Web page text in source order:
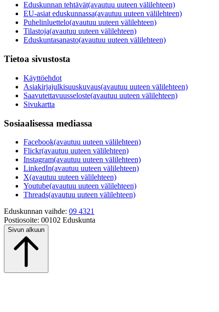
Eduskunnan tehtävät(avautuu uuteen välilehteen)
EU-asiat eduskunnassa(avautuu uuteen välilehteen)
Puhelinluettelo(avautuu uuteen välilehteen)
Tilastoja(avautuu uuteen välilehteen)
Eduskuntasanasto(avautuu uuteen välilehteen)
Tietoa sivustosta
Käyttöehdot
Asiakirjajulkisuuskuvaus(avautuu uuteen välilehteen)
Saavutettavuusseloste(avautuu uuteen välilehteen)
Sivukartta
Sosiaalisessa mediassa
Facebook(avautuu uuteen välilehteen)
Flickr(avautuu uuteen välilehteen)
Instagram(avautuu uuteen välilehteen)
LinkedIn(avautuu uuteen välilehteen)
X(avautuu uuteen välilehteen)
Youtube(avautuu uuteen välilehteen)
Threads(avautuu uuteen välilehteen)
Eduskunnan vaihde: 09 4321
Postiosoite: 00102 Eduskunta
Sivun alkuun